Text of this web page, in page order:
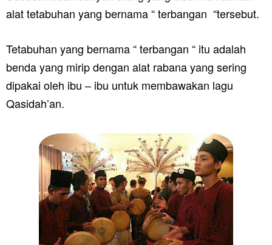
alat tetabuhan yang bernama “ terbangan “tersebut.
Tetabuhan yang bernama “ terbangan “ itu adalah
benda yang mirip dengan alat rabana yang sering
dipakai oleh ibu – ibu untuk membawakan lagu
Qasidah’an.